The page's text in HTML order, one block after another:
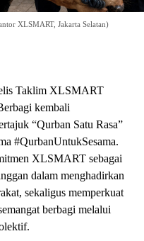
XLSMART, Jakarta Selatan)
Taklim XLSMART
kembali
“Qurban Satu Rasa”
#QurbanUntukSesama.
XLSMART sebagai
dalam menghadirkan
sekaligus memperkuat
berbagi melalui